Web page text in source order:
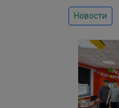
Новости